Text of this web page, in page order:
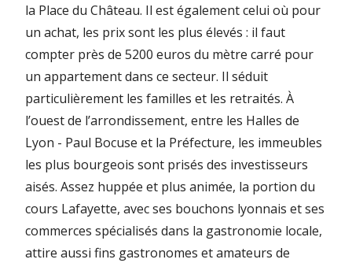
la Place du Château. Il est également celui où pour
un achat, les prix sont les plus élevés : il faut
compter près de 5200 euros du mètre carré pour
un appartement dans ce secteur. Il séduit
particulièrement les familles et les retraités. À
l’ouest de l’arrondissement, entre les Halles de
Lyon - Paul Bocuse et la Préfecture, les immeubles
les plus bourgeois sont prisés des investisseurs
aisés. Assez huppée et plus animée, la portion du
cours Lafayette, avec ses bouchons lyonnais et ses
commerces spécialisés dans la gastronomie locale,
attire aussi fins gastronomes et amateurs de